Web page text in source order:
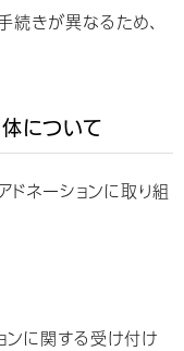
続きが異なるため、
について
ネーションに取り組
ンに関する受け付け